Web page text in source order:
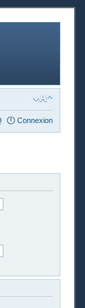
Connexion